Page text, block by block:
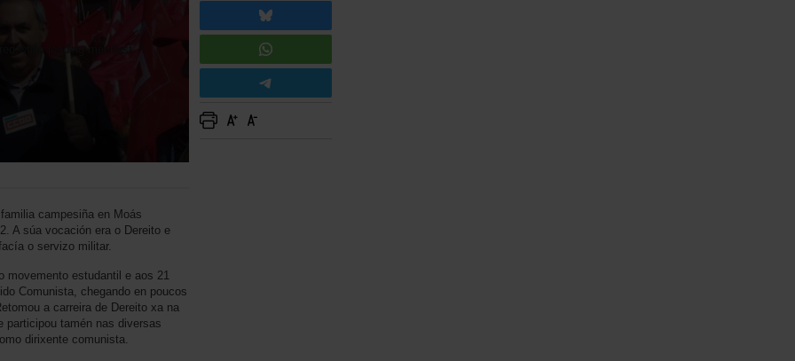
campesiña en Moás
A súa vocación era o Dereito e
o servizo militar.
movemento estudantil e aos 21
Comunista, chegando en poucos
a carreira de Dereito xa na
participou tamén nas diversas
dirixente comunista.